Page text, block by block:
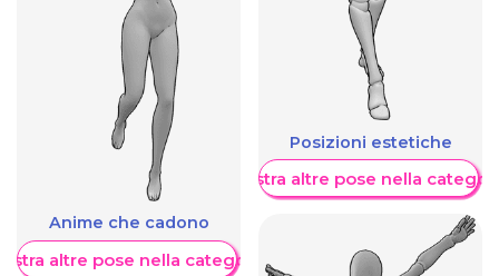
Anime che cadono
altre pose nella categoria
Posizioni estetiche
Mostra altre pose nella